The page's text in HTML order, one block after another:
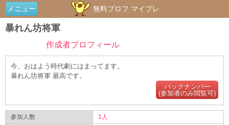
メニュー 無料プロフ マイプレ
暴れん坊将軍
作成者プロフィール
今、おはよう時代劇にはまってます。
暴れん坊将軍 最高です。
バックナンバー
(参加者のみ閲覧可)
参加人数
1人